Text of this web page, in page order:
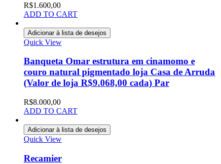
R$1.600,00
ADD TO CART
Adicionar à lista de desejos
Quick View
Banqueta Omar estrutura em cinamomo e
couro natural pigmentado loja Casa de Arruda
(Valor de loja R$9.068,00 cada) Par
R$8.000,00
ADD TO CART
Adicionar à lista de desejos
Quick View
Recamier